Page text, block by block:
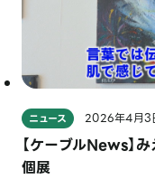
ニュース 2026年4月3
【ケーブルNews】
個展